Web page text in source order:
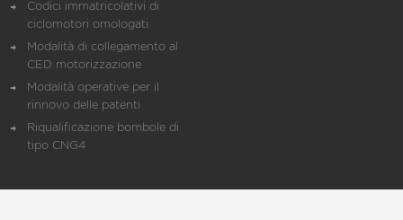
Codici immatricolativi di
ciclomotori omologati
Modalità di collegamento al
CED motorizzazione
Modalità operative per il
rinnovo delle patenti
Riqualificazione bombole di
tipo CNG4